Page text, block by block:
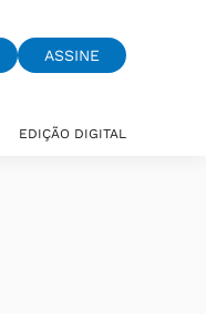
ASSINE
EDIÇÃO DIGITAL